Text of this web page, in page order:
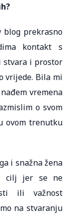
prekrasno
kontakt s
i prostor
vrijede. Bila mi
vremena
o svom
ovom trenutku
i snažna žena
cilj jer se ne
ili važnost
na stvaranju